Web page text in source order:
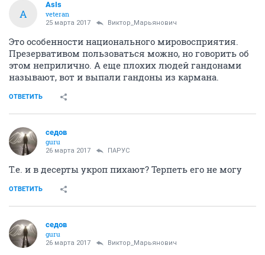
A
AsIs
veteran
25 марта 2017 Виктор_Марьянович
Это особенности национального мировосприятия.
Презервативом пользоваться можно, но говорить об
этом неприлично. А еще плохих людей гандонами
называют, вот и выпали гандоны из кармана.
ОТВЕТИТЬ
седов
guru
26 марта 2017 ПАРУС
Т.е. и в десерты укроп пихают? Терпеть его не могу
ОТВЕТИТЬ
седов
guru
26 марта 2017 Виктор_Марьянович